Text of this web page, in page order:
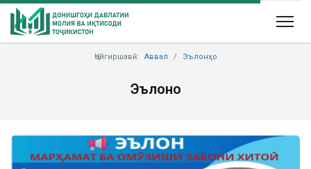
Ҷойгиршавӣ: Аввал Эълонҳо
Эълонҳо